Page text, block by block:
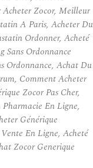
Acheter Zocor, Meilleur
A Paris, Acheter Du
Ordonner, Acheté
Sans Ordonnance
Ordonnance, Achat Du
Comment Acheter
Zocor Pas Cher,
En Ligne,
Générique
En Ligne, Acheté
Zocor Generique